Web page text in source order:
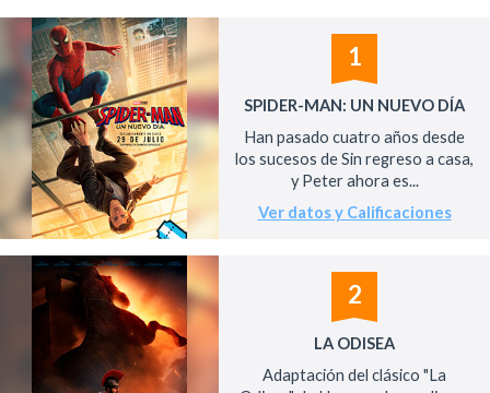
1
SPIDER-MAN: UN NUEVO DÍA
Han pasado cuatro años desde
los sucesos de Sin regreso a casa,
y Peter ahora es...
Ver datos y Calificaciones
2
LA ODISEA
Adaptación del clásico "La